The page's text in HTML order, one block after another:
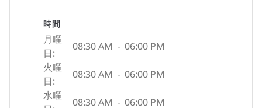
時間
月曜
日:
08:30 AM - 06:00 PM
火曜
日:
08:30 AM - 06:00 PM
水曜
08:30 AM - 06:00 PM